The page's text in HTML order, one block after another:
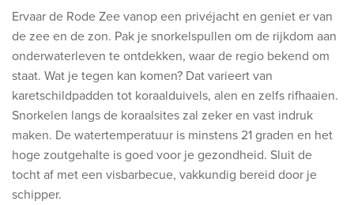
Ervaar de Rode Zee vanop een privéjacht en geniet er van
de zee en de zon. Pak je snorkelspullen om de rijkdom aan
onderwaterleven te ontdekken, waar de regio bekend om
staat. Wat je tegen kan komen? Dat varieert van
karetschildpadden tot koraalduivels, alen en zelfs rifhaaien.
Snorkelen langs de koraalsites zal zeker en vast indruk
maken. De watertemperatuur is minstens 21 graden en het
hoge zoutgehalte is goed voor je gezondheid. Sluit de
tocht af met een visbarbecue, vakkundig bereid door je
schipper.